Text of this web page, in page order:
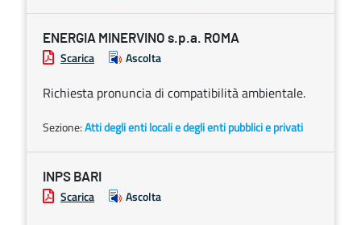
ENERGIA MINERVINO s.p.a. ROMA
Scarica Ascolta
Richiesta pronuncia di compatibilità ambientale.
Sezione:Atti degli enti locali e degli enti pubblici e privati
INPS BARI
Scarica Ascolta